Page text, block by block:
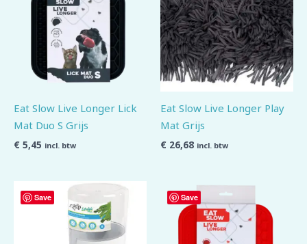
Eat Slow Live Longer Lick
Mat Duo S Grijs
€ 5,45 incl. btw
Eat Slow Live Longer Play
Mat Grijs
€ 26,68 incl. btw
Save Save